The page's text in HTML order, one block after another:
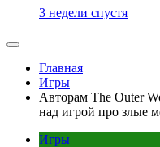
3 недели спустя
Главная
Игры
Авторам The Outer
над игрой про злые
Игры